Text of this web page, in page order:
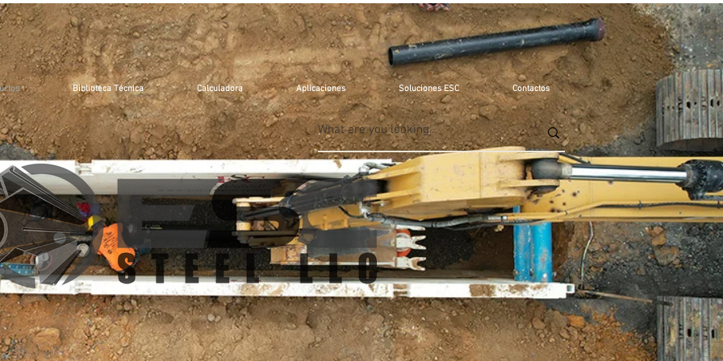
Biblioteca Técnica Calculadora Aplicaciones Soluciones ESC Contactos